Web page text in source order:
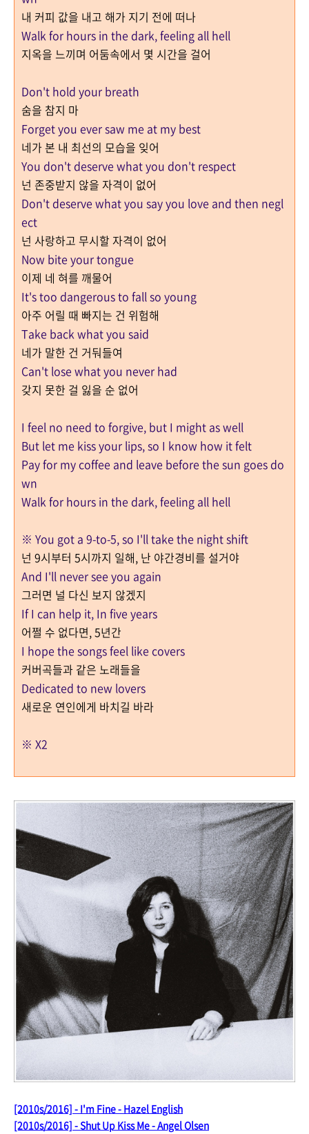
내 커피 값을 내고 해가 지기 전에 떠나
Walk for hours in the dark, feeling all hell
지옥을 느끼며 어둠속에서 몇 시간을 걸어
Don't hold your breath
숨을 참지 마
Forget you ever saw me at my best
네가 본 내 최선의 모습을 잊어
You don't deserve what you don't respect
넌 존중받지 않을 자격이 없어
Don't deserve what you say you love and then negl
ect
넌 사랑하고 무시할 자격이 없어
Now bite your tongue
이제 네 혀를 깨물어
It's too dangerous to fall so young
아주 어릴 때 빠지는 건 위험해
Take back what you said
네가 말한 건 거둬들여
Can't lose what you never had
갖지 못한 걸 잃을 순 없어
I feel no need to forgive, but I might as well
But let me kiss your lips, so I know how it felt
Pay for my coffee and leave before the sun goes do
wn
Walk for hours in the dark, feeling all hell
※ You got a 9-to-5, so I'll take the night shift
넌 9시부터 5시까지 일해, 난 야간경비를 설거야
And I'll never see you again
그러면 널 다신 보지 않겠지
If I can help it, In five years
어쩔 수 없다면, 5년간
I hope the songs feel like covers
커버곡들과 같은 노래들을
Dedicated to new lovers
새로운 연인에게 바치길 바라
※ X2
[2010s/2016] - I'm Fine - Hazel English
[2010s/2016] - Shut Up Kiss Me - Angel Olsen